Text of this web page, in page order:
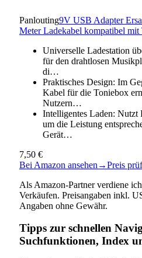
Panlouting9V USB Adapter
Meter Ladekabel kompatibel
Universelle Ladestation
für den drahtlosen
di…
Praktisches Design: Im
Kabel für die Toniebox
Nutzern…
Intelligentes Laden: Nutzt
um die Leistung
Gerät…
7,50 €
Bei Amazon ansehen →Preis
Als Amazon-Partner verdiene
Verkäufen. Preisangaben inkl.
Angaben ohne Gewähr.
Tipps zur schnellen
Suchfunktionen, Index